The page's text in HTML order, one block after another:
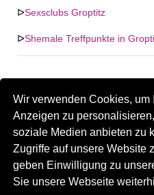
Wir verwenden Cookies, um
Anzeigen zu
soziale Medien anbieten zu
Zugriffe auf unsere Website
geben Einwilligung zu
Sie unsere Webseite
ᐅSexsclubs Groptitz
ᐅShemale Treffpunkte in
Keine Firma in "Groptitz"
"Groptitz".
99.34 km Gay
Sind Sie oder kennen Sie
Firma kostenlos hinzufügen